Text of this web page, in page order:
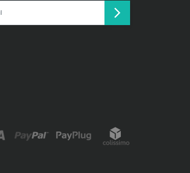
arrow_forward_ios